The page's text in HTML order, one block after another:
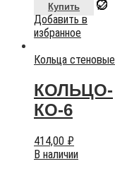
Купить
Добавить в
избранное
Кольца стеновые
КОЛЬЦО-
КО-6
414,00 ₽
В наличии